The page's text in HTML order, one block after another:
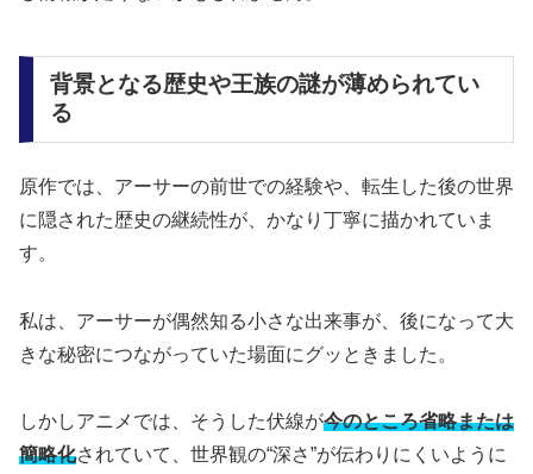
背景となる歴史や王族の謎が薄められてい
る
原作では、アーサーの前世での経験や、転生した後の世界
に隠された歴史の継続性が、かなり丁寧に描かれていま
す。
私は、アーサーが偶然知る小さな出来事が、後になって大
きな秘密につながっていた場面にグッときました。
しかしアニメでは、そうした伏線が今のところ省略または
簡略化されていて、世界観の“深さ”が伝わりにくいように